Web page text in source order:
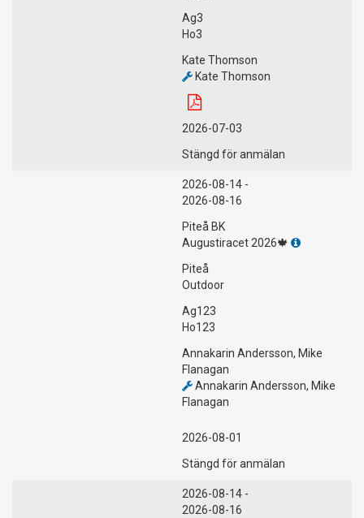
Ag3
Ho3
Kate Thomson
Kate Thomson
2026-07-03
Stängd för anmälan
2026-08-14 -
2026-08-16
Piteå BK
Augustiracet 2026🍁
Piteå
Outdoor
Ag123
Ho123
Annakarin Andersson, Mike
Flanagan
Annakarin Andersson, Mike
Flanagan
2026-08-01
Stängd för anmälan
2026-08-14 -
2026-08-16